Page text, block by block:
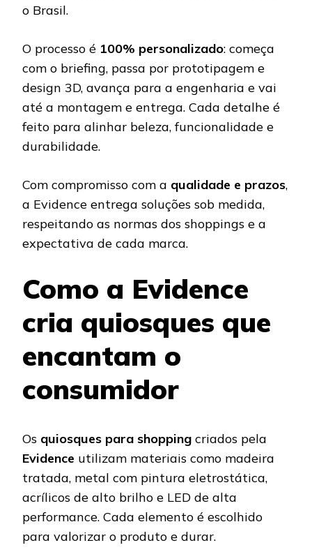
o Brasil.
O processo é 100% personalizado: começa
com o briefing, passa por prototipagem e
design 3D, avança para a engenharia e vai
até a montagem e entrega. Cada detalhe é
feito para alinhar beleza, funcionalidade e
durabilidade.
Com compromisso com a qualidade e prazos,
a Evidence entrega soluções sob medida,
respeitando as normas dos shoppings e a
expectativa de cada marca.
Como a Evidence
cria quiosques que
encantam o
consumidor
Os quiosques para shopping criados pela
Evidence utilizam materiais como madeira
tratada, metal com pintura eletrostática,
acrílicos de alto brilho e LED de alta
performance. Cada elemento é escolhido
para valorizar o produto e durar.